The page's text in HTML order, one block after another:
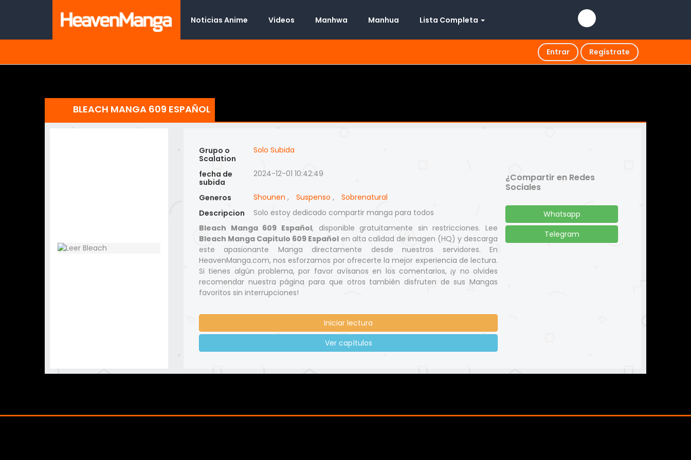
Noticias Anime Videos Manhwa Manhua Lista Completa
Entrar Regístrate
BLEACH MANGA 609 ESPAÑOL
Grupo o
Scalation
Solo Subida
fecha de
subida
2024-12-01 10:42:49
Generos Shounen , Suspenso ,
Sobrenatural
Descripcion
Solo estoy dedicado compartir manga para todos
Bleach Manga 609 Español, disponible gratuitamente sin restricciones. Lee
Bleach Manga Capitulo 609 Español en alta calidad de imagen (HQ) y descarga
este apasionante Manga directamente desde nuestros servidores. En
HeavenManga.com, nos esforzamos por ofrecerte la mejor experiencia de lectura.
Si tienes algún problema, por favor avísanos en los comentarios, ¡y no olvides
recomendar nuestra página para que otros también disfruten de sus Mangas
favoritos sin interrupciones!
Iniciar lectura
Ver capítulos
¿Compartir en Redes
Sociales
Whatsapp
Telegram